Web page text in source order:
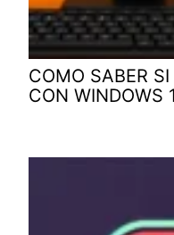
COMO SABER
CON WINDOWS